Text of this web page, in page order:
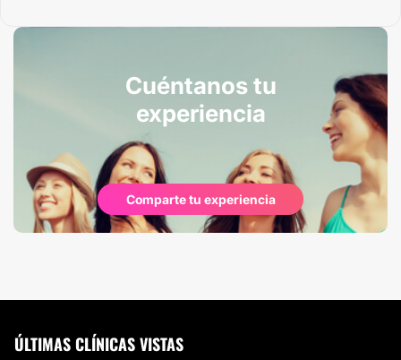
Cuéntanos tu
experiencia
Comparte tu experiencia
ÚLTIMAS CLÍNICAS VISTAS